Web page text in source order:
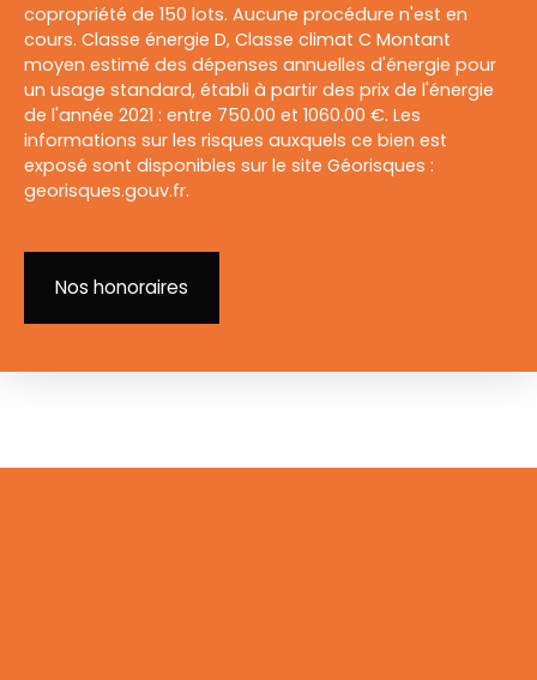
copropriété de 150 lots. Aucune procédure n'est en
cours. Classe énergie D, Classe climat C Montant
moyen estimé des dépenses annuelles d'énergie pour
un usage standard, établi à partir des prix de l'énergie
de l'année 2021 : entre 750.00 et 1060.00 €. Les
informations sur les risques auxquels ce bien est
exposé sont disponibles sur le site Géorisques :
georisques.gouv.fr.
Nos honoraires